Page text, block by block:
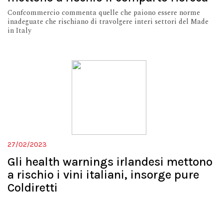
Confcommercio commenta quelle che paiono essere norme
inadeguate che rischiano di travolgere interi settori del Made
in Italy
27/02/2023
Gli health warnings irlandesi mettono
a rischio i vini italiani, insorge pure
Coldiretti